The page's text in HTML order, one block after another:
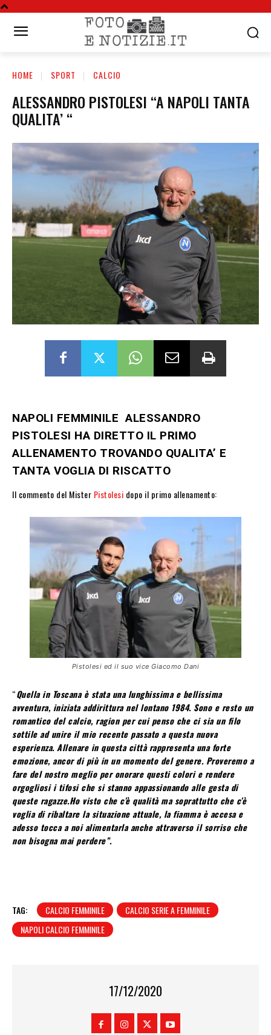
HOME SPORT CALCIO
ALESSANDRO PISTOLESI “A NAPOLI TANTA
QUALITA’ “
NAPOLI FEMMINILE ALESSANDRO
PISTOLESI HA DIRETTO IL PRIMO
ALLENAMENTO TROVANDO QUALITA’ E
TANTA VOGLIA DI RISCATTO
Il commento del Mister Pistolesi dopo il primo allenamento:
Pistolesi ed il suo vice Giacomo Dani
“Quella in Toscana è stata una lunghissima e bellissima
avventura, iniziata addirittura nel lontano 1984. Sono e resto un
romantico del calcio, ragion per cui penso che ci sia un filo
sottile ad unire il mio recente passato a questa nuova
esperienza. Allenare in questa città rappresenta una forte
emozione, ancor di più in un momento del genere. Proveremo a
fare del nostro meglio per onorare questi colori e rendere
orgogliosi i tifosi che si stanno appassionando alle gesta di
queste ragazze.Ho visto che c’è qualità ma soprattutto che c’è
voglia di ribaltare la situazione attuale, la fiamma è accesa e
adesso tocca a noi alimentarla anche attraverso il sorriso che
non bisogna mai perdere”.
TAG: CALCIO FEMMINILE
CALCIO SERIE A FEMMINILE
NAPOLI CALCIO FEMMINILE
17/12/2020